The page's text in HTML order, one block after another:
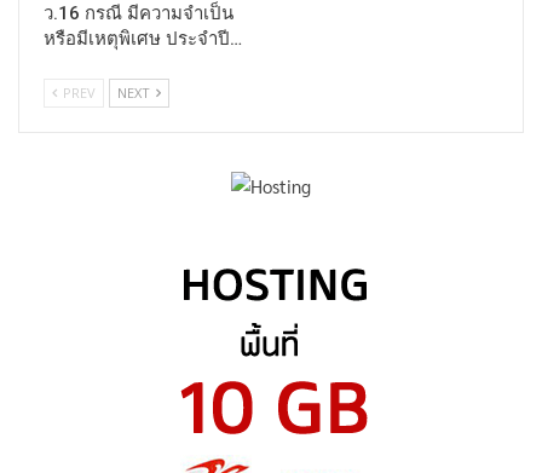
ว.16 กรณี มีความจำเป็น
หรือมีเหตุพิเศษ ประจำปี…
PREV NEXT